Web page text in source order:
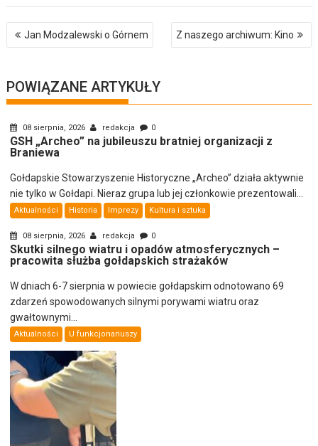
Nawigacja
wpisuJan Modzalewski o Górnem Z naszego archiwum: Kino
POWIĄZANE ARTYKUŁY
08 sierpnia, 2026 redakcja 0
GSH „Archeo” na jubileuszu bratniej organizacji z
Braniewa
Gołdapskie Stowarzyszenie Historyczne „Archeo” działa aktywnie
nie tylko w Gołdapi. Nieraz grupa lub jej członkowie prezentowali...
Aktualności Historia Imprezy Kultura i sztuka
08 sierpnia, 2026 redakcja 0
Skutki silnego wiatru i opadów atmosferycznych –
pracowita służba gołdapskich strażaków
W dniach 6-7 sierpnia w powiecie gołdapskim odnotowano 69
zdarzeń spowodowanych silnymi porywami wiatru oraz
gwałtownymi...
Aktualności U funkcjonariuszy